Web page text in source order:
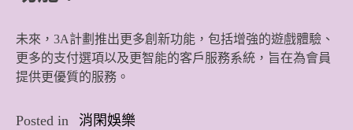
未來，3A計劃推出更多創新功能，包括增強的遊戲體驗、
更多的支付選項以及更智能的客戶服務系統，旨在為會員
提供更優質的服務。
Posted in 消閑娛樂